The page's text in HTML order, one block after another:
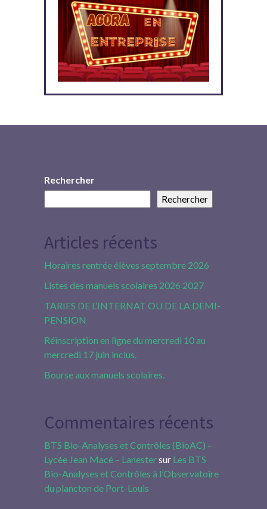
Rechercher
Rechercher
Articles récents
Horaires rentrée élèves septembre 2026
Listes des manuels scolaires 2026 2027
TARIFS DE L’INTERNAT OU DE LA DEMI-
PENSION
Réinscription en ligne du mercredi 10 au
mercredi 17 juin inclus.
Bourse aux manuels scolaires.
Commentaires récents
BTS Bio-Analyses et Contrôles (BioAC) –
Lycée Jean Macé – Lanestersur Les BTS
Bio-Analyses et Contrôles à l’Observatoire
du plancton de Port-Louis